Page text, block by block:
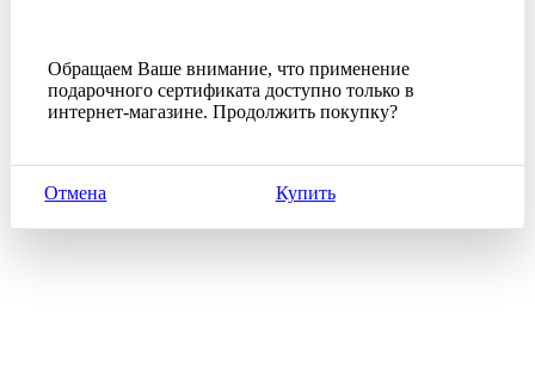
Обращаем Ваше внимание, что применение
подарочного сертификата доступно только в
интернет-магазине. Продолжить покупку?
Отмена Купить